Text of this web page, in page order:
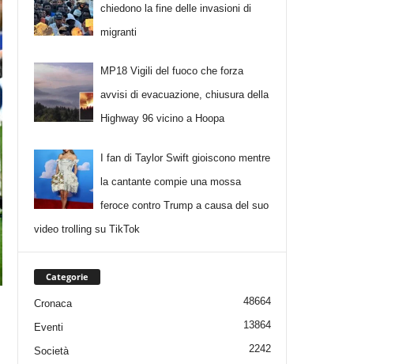
chiedono la fine delle invasioni di
migranti
MP18 Vigili del fuoco che forza
avvisi di evacuazione, chiusura della
Highway 96 vicino a Hoopa
I fan di Taylor Swift gioiscono mentre
la cantante compie una mossa
feroce contro Trump a causa del suo
video trolling su TikTok
Categorie
Cronaca 48664
Eventi 13864
Società 2242